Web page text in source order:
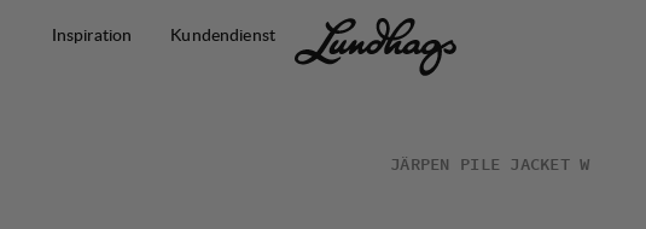
Inspiration Kundendienst
JÄRPEN PILE JACKET W